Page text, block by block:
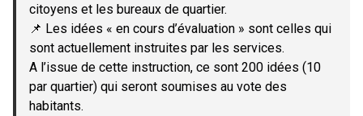
citoyens et les bureaux de quartier.
📌 Les idées « en cours d’évaluation » sont celles qui
sont actuellement instruites par les services.
A l’issue de cette instruction, ce sont 200 idées (10
par quartier) qui seront soumises au vote des
habitants.